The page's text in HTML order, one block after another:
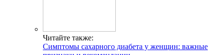
Читайте также:
Симптомы сахарного диабета у женщин: важные